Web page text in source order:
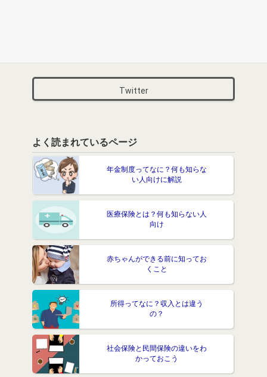
Twitter
よく読まれているページ
年金制度ってなに？何も知らな
い人向けに解説
医療保険とは？何も知らない人
向け
赤ちゃんができる前に知ってお
くこと
所得ってなに？収入とは違う
の？
社会保険と民間保険の違いをわ
かっておこう